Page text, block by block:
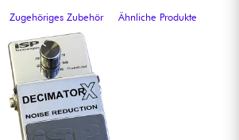
Zugehöriges Zubehör
Ähnliche Produkte